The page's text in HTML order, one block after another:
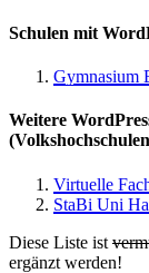
Schulen mit
Gymnasium
Weitere
Virtuelle
StaBi Uni
Diese Liste ist
ergänzt werden!